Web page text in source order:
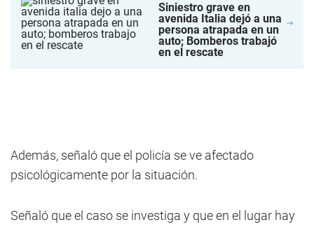
Siniestro grave en
avenida Italia dejó a una
persona atrapada en un
auto; Bomberos trabajó
en el rescate
Además, señaló que el policía se ve afectado
psicológicamente por la situación.
Señaló que el caso se investiga y que en el lugar hay